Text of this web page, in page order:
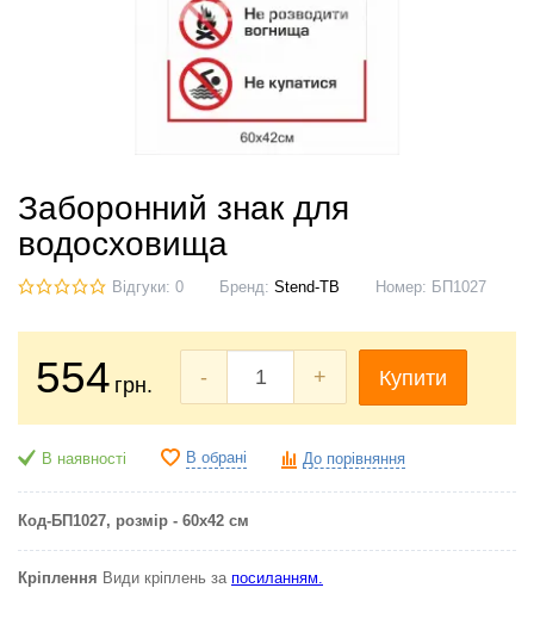
Заборонний знак для
водосховища
Відгуки: 0 Бренд: Stend-TB Номер: БП1027
554 грн. - + Купити
В наявності В обрані До порівняння
Код-БП1027, розмір - 60х42 см
Кріплення Види кріплень за посиланням.